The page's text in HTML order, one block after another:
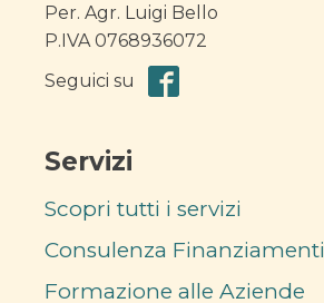
Per. Agr. Luigi Bello
P.IVA 0768936072
Seguici su
Servizi
Scopri tutti i servizi
Consulenza Finanziamenti
Formazione alle Aziende